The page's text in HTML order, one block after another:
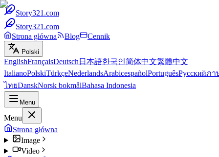
Story321.com
Story321.com
Strona główna
Blog Cennik
Polski
EnglishFrançaisDeutsch 日本語한국인简体中文繁體中文
ItalianoPolskiTürkçeNederlandsArabicespañolPortuguêsРусскийภา
ไทยDanskNorsk bokmålBahasa Indonesia
Menu
Menu
Strona główna
Image
Video